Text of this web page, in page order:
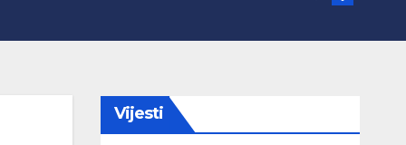
Vijesti